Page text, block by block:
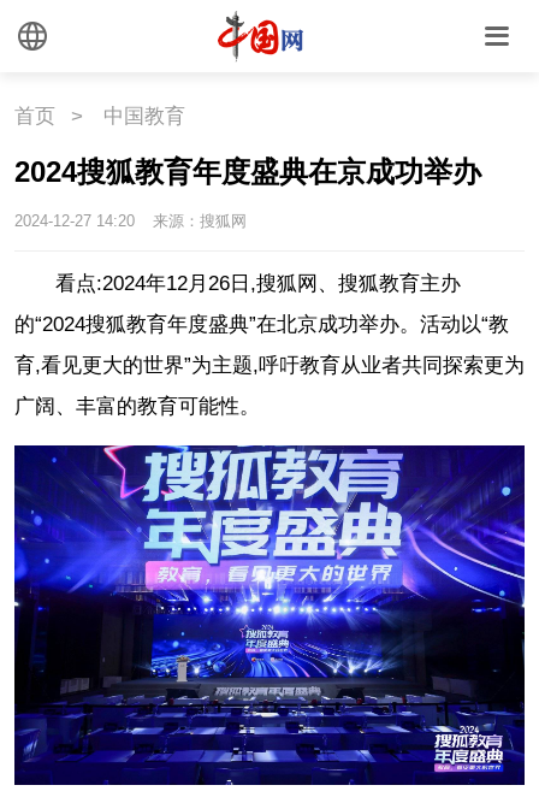
首页 > 中国教育
2024搜狐教育年度盛典在京成功举办
2024-12-27 14:20 来源：搜狐网
看点:2024年12月26日,搜狐网、搜狐教育主办
的“2024搜狐教育年度盛典”在北京成功举办。活动以“教
育,看见更大的世界”为主题,呼吁教育从业者共同探索更为
广阔、丰富的教育可能性。